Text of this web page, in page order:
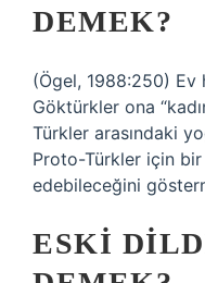
DEMEK?
(Ögel, 1988:250) Ev
Göktürkler ona
Türkler arasındaki
Proto-Türkler için bir
edebileceğini
ESKI